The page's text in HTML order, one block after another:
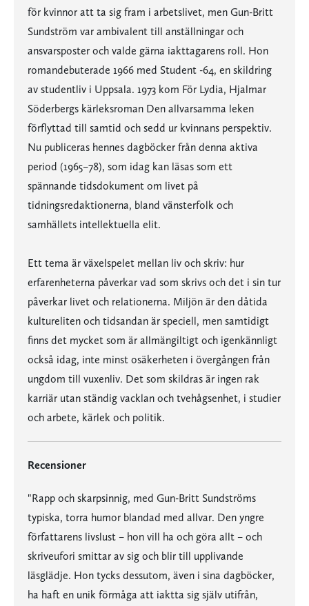
för kvinnor att ta sig fram i arbetslivet, men Gun-Britt
Sundström var ambivalent till anställningar och
ansvarsposter och valde gärna iakttagarens roll. Hon
romandebuterade 1966 med Student -64, en skildring
av studentliv i Uppsala. 1973 kom För Lydia, Hjalmar
Söderbergs kärleksroman Den allvarsamma leken
förflyttad till samtid och sedd ur kvinnans perspektiv.
Nu publiceras hennes dagböcker från denna aktiva
period (1965–78), som idag kan läsas som ett
spännande tidsdokument om livet på
tidningsredaktionerna, bland vänsterfolk och
samhällets intellektuella elit.
Ett tema är växelspelet mellan liv och skriv: hur
erfarenheterna påverkar vad som skrivs och det i sin tur
påverkar livet och relationerna. Miljön är den dåtida
kultureliten och tidsandan är speciell, men samtidigt
finns det mycket som är allmängiltigt och igenkännligt
också idag, inte minst osäkerheten i övergången från
ungdom till vuxenliv. Det som skildras är ingen rak
karriär utan ständig vacklan och tvehågsenhet, i studier
och arbete, kärlek och politik.
Recensioner
"Rapp och skarpsinnig, med Gun-Britt Sundströms
typiska, torra humor blandad med allvar. Den yngre
författarens livslust – hon vill ha och göra allt – och
skriveufori smittar av sig och blir till upplivande
läsglädje. Hon tycks dessutom, även i sina dagböcker,
ha haft en unik förmåga att iaktta sig själv utifrån,